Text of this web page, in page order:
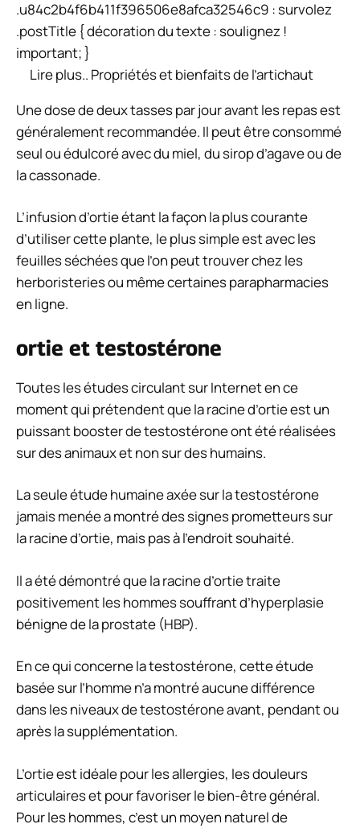
.u84c2b4f6b411f396506e8afca32546c9 : survolez
.postTitle { décoration du texte : soulignez !
important; }
Lire plus.. Propriétés et bienfaits de l’artichaut
Une dose de deux tasses par jour avant les repas est
généralement recommandée. Il peut être consommé
seul ou édulcoré avec du miel, du sirop d’agave ou de
la cassonade.
L’infusion d’ortie étant la façon la plus courante
d’utiliser cette plante, le plus simple est avec les
feuilles séchées que l’on peut trouver chez les
herboristeries ou même certaines parapharmacies
en ligne.
ortie et testostérone
Toutes les études circulant sur Internet en ce
moment qui prétendent que la racine d’ortie est un
puissant booster de testostérone ont été réalisées
sur des animaux et non sur des humains.
La seule étude humaine axée sur la testostérone
jamais menée a montré des signes prometteurs sur
la racine d’ortie, mais pas à l’endroit souhaité.
Il a été démontré que la racine d’ortie traite
positivement les hommes souffrant d’hyperplasie
bénigne de la prostate (HBP).
En ce qui concerne la testostérone, cette étude
basée sur l’homme n’a montré aucune différence
dans les niveaux de testostérone avant, pendant ou
après la supplémentation.
L’ortie est idéale pour les allergies, les douleurs
articulaires et pour favoriser le bien-être général.
Pour les hommes, c’est un moyen naturel de